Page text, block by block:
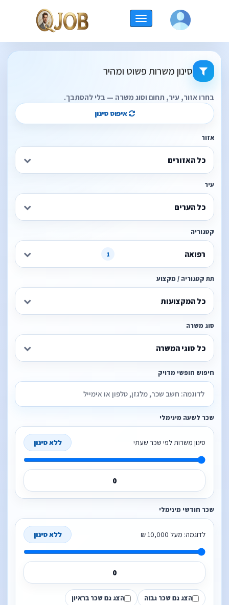
החלף
ניווט
תוצאות חיפוש משרות עבור - קטגוריות: רפואה
סינון משרות פשוט ומהיר
בחרו אזור, עיר, תחום וסוג משרה — בלי להסתבך.
איפוס סינון
אזור
כל האזורים
עיר
כל הערים
קטגוריה
רפואה 1
תת קטגוריה / מקצוע
כל המקצועות
סוג משרה
כל סוגי המשרה
חיפוש חופשי מדויק
שכר לשעה מינימלי
סינון משרות לפי שכר שעתי ללא סינון
שכר חודשי מינימלי
לדוגמה: מעל 10,000 ₪ ללא סינון
הצג גם שכר גבוה הצג גם שכר בראיון